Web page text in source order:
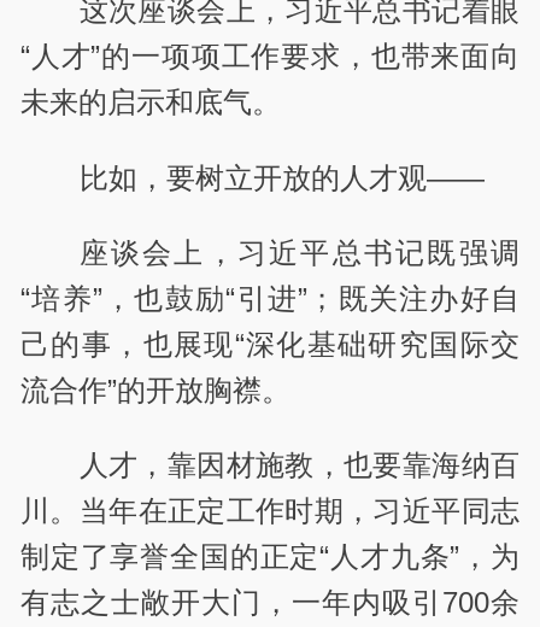
这次座谈会上，习近平总书记着眼
“人才”的一项项工作要求，也带来面向
未来的启示和底气。
比如，要树立开放的人才观——
座谈会上，习近平总书记既强调
“培养”，也鼓励“引进”；既关注办好自
己的事，也展现“深化基础研究国际交
流合作”的开放胸襟。
人才，靠因材施教，也要靠海纳百
川。当年在正定工作时期，习近平同志
制定了享誉全国的正定“人才九条”，为
有志之士敞开大门，一年内吸引700余